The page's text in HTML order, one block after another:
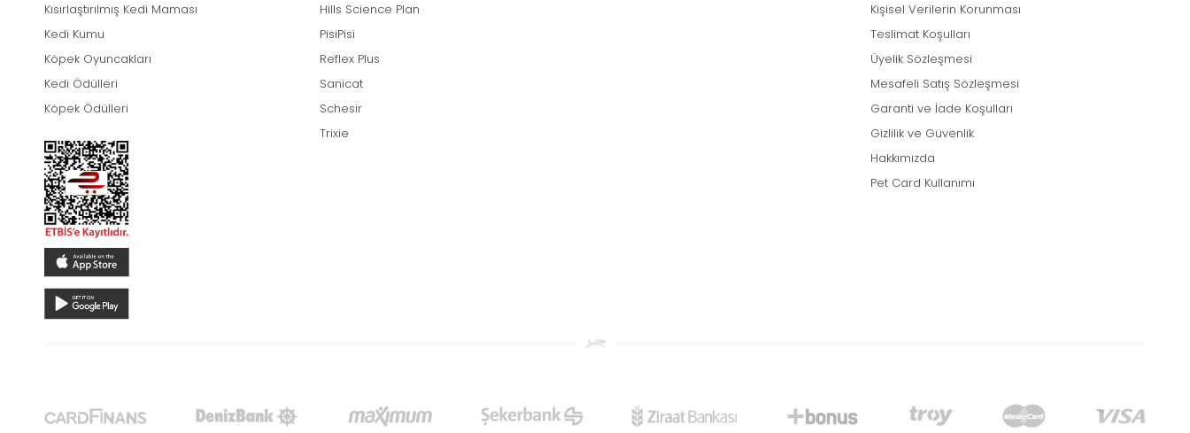
Kısırlaştırılmış Kedi Maması
Kedi Kumu
Köpek Oyuncakları
Kedi Ödülleri
Köpek Ödülleri
Hills Science Plan
PisiPisi
Reflex Plus
Sanicat
Schesir
Trixie
Kişisel Verilerin Korunması
Teslimat Koşulları
Üyelik Sözleşmesi
Mesafeli Satış Sözleşmesi
Garanti ve İade Koşulları
Gizlilik ve Güvenlik
Hakkımızda
Pet Card Kullanımı